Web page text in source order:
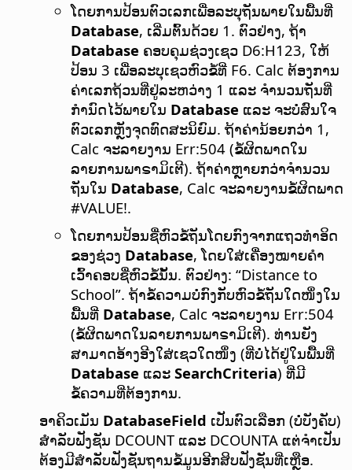
ໂດຍການປ້ອນຕົວເລກເພື່ອລະບຸຖັນພາຍໃນພື້ນທີ່
Database, ເລີ່ມຕົ້ນດ້ວຍ 1. ຕົວຢ່າງ, ຖ້າ
Database ຄອບຄຸມຊ່ວງເຊວ D6:H123, ໃຫ້
ປ້ອນ 3 ເພື່ອລະບຸເຊວຫົວຂໍ້ທີ່ F6. Calc ຕ້ອງການ
ຄ່າເລກຖ້ວນທີ່ຢູ່ລະຫວ່າງ 1 ແລະ ຈຳນວນຖັນທີ່
ກຳນົດໄວ້ພາຍໃນ Database ແລະ ຈະບໍ່ສົນໃຈ
ຕົວເລກຫຼັງຈຸດທົດສະນິຍົມ. ຖ້າຄ່ານ້ອຍກວ່າ 1,
Calc ຈະລາຍງານ Err:504 (ຂໍ້ຜິດພາດໃນ
ລາຍການພາຣາມິເຕີ). ຖ້າຄ່າຫຼາຍກວ່າຈຳນວນ
ຖັນໃນ Database, Calc ຈະລາຍງານຂໍ້ຜິດພາດ
#VALUE!.
ໂດຍການປ້ອນຊື່ຫົວຂໍ້ຖັນໂດຍກົງຈາກແຖວທຳອິດ
ຂອງຊ່ວງ Database, ໂດຍໃສ່ເຄື່ອງໝາຍຄຳ
ເວົ້າຄອບຊື່ຫົວຂໍ້ນັ້ນ. ຕົວຢ່າງ: “Distance to
School”. ຖ້າຂໍ້ຄວາມບໍ່ກົງກັບຫົວຂໍ້ຖັນໃດໜຶ່ງໃນ
ພື້ນທີ່ Database, Calc ຈະລາຍງານ Err:504
(ຂໍ້ຜິດພາດໃນລາຍການພາຣາມິເຕີ). ທ່ານຍັງ
ສາມາດອ້າງອີງໃສ່ເຊວໃດໜຶ່ງ (ທີ່ບໍ່ໄດ້ຢູ່ໃນພື້ນທີ່
Database ແລະ SearchCriteria) ທີ່ມີ
ຂໍ້ຄວາມທີ່ຕ້ອງການ.
ອາຄິວເມັນ DatabaseField ເປັນຕົວເລືອກ (ບໍ່ບັງຄັບ)
ສຳລັບຟັງຊັນ DCOUNT ແລະ DCOUNTA ແຕ່ຈຳເປັນ
ຕ້ອງມີສຳລັບຟັງຊັນຖານຂໍ້ມູນອີກສິບຟັງຊັນທີ່ເຫຼືອ.